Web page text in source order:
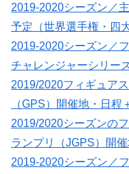
2019-2020シーズン／
予定（世界選手権・四
2019-2020シーズン／
チャレンジャーシリー
2019/2020フィギュア
（GPS）開催地・日程
2019/2020シーズンの
ランプリ（JGPS）開
2019-2020シーズン／